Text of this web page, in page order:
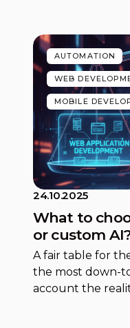
AUTOMATION
WEB
MOBILE
24.10.2025
What to
or custom
A fair table for
the most down-
account the